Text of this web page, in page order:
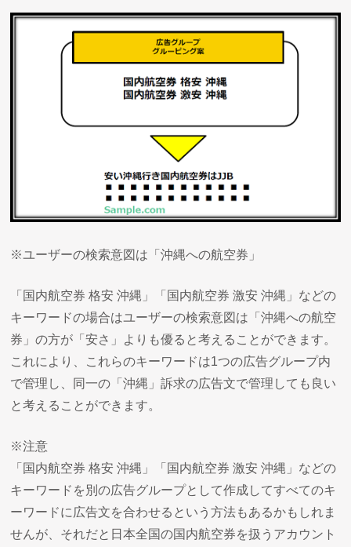
※ユーザーの検索意図は「沖縄への航空券」
「国内航空券 格安 沖縄」「国内航空券 激安 沖縄」などの
キーワードの場合はユーザーの検索意図は「沖縄への航空
券」の方が「安さ」よりも優ると考えることができます。
これにより、これらのキーワードは1つの広告グループ内
で管理し、同一の「沖縄」訴求の広告文で管理しても良い
と考えることができます。
※注意
「国内航空券 格安 沖縄」「国内航空券 激安 沖縄」などの
キーワードを別の広告グループとして作成してすべてのキ
ーワードに広告文を合わせるという方法もあるかもしれま
せんが、それだと日本全国の国内航空券を扱うアカウント